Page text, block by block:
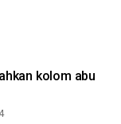
kolom abu